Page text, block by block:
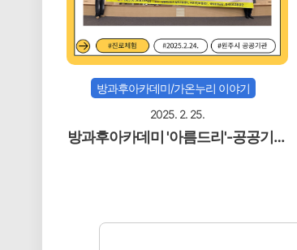
방과후아카데미/가온누리 이야기
2025. 2. 25.
방과후아카데미 '아름드리'-공공기관